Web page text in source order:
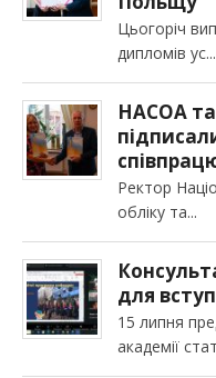
Цьогоріч
дипломів ус
НАСОА та
Ректор
обліку та
для
15 липня
академії стат